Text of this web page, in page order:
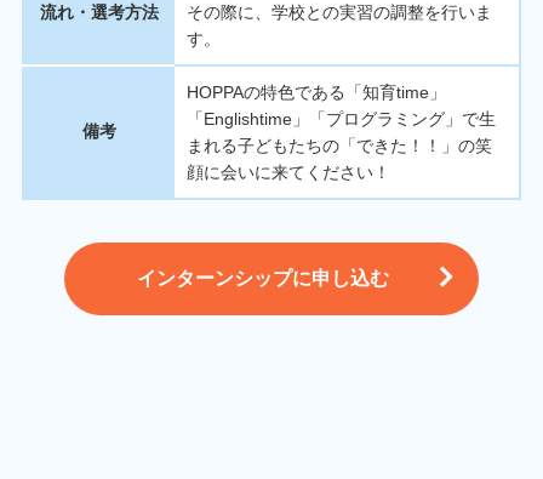
流れ・選考方法
その際に、学校との実習の調整を行いま
す。
備考
HOPPAの特色である「知育time」
「Englishtime」「プログラミング」で生
まれる子どもたちの「できた！！」の笑
顔に会いに来てください！
インターンシップに申し込む